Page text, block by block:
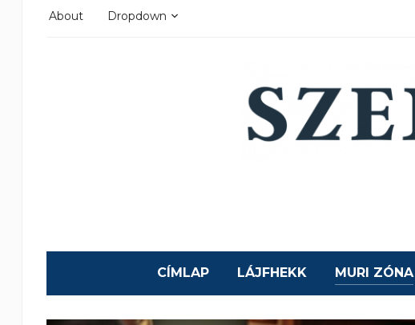
About Dropdown
CÍMLAP LÁJFHEKK MURI ZÓNA